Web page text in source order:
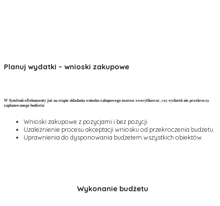
Planuj wydatki – wnioski zakupowe
W Symfonii eDokumenty już na etapie składania wniosku zakupowego możesz zweryfikować, czy wydatek nie przekroczy
zaplanowanego budżetu:
Wnioski zakupowe z pozycjami i bez pozycji.
Uzależnienie procesu akceptacji wniosku od przekroczenia budżetu.
Uprawnienia do dysponowania budżetem.wszystkich obiektów.
Wykonanie budżetu